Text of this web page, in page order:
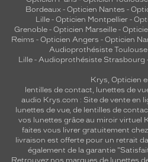
Bordeaux- Opticien Nantes -
Lille - Opticien Montpellier -
Grenoble - Opticien Marseille -
Reims - Opticien Angers - Opticien
Audioprothésiste Toulouse
Lille- Audioprothésiste Strasbourg
Krys, Opticien
lentilles de contact, lunettes de
audio Krys.com : Site de vente en
lunettes de vue, de lentilles de
vos lunettes grâce au miroir virtuel
faites vous livrer gratuitement
livraison est offerte pour un retrait
également de la garantie
Retrouvez nos marques de lunettes